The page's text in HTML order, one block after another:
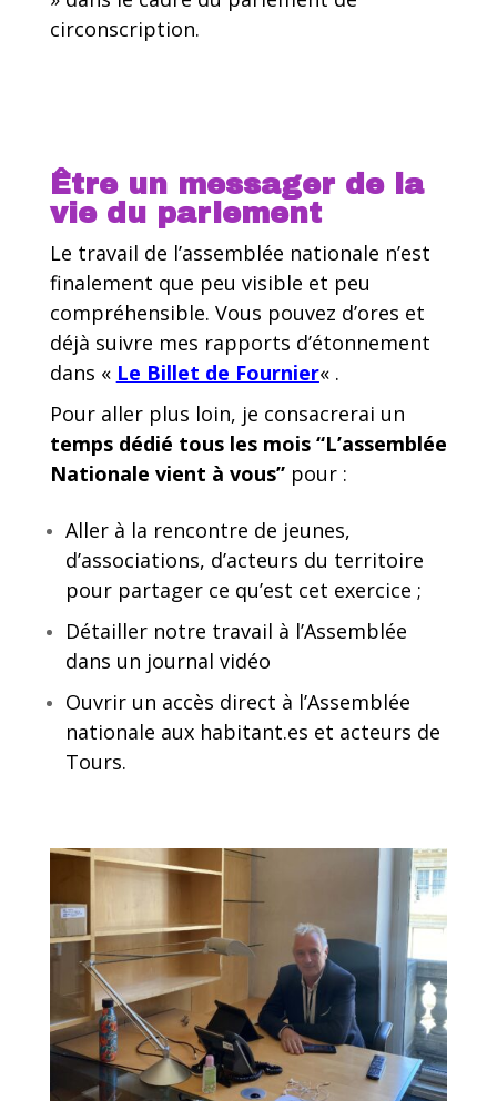
circonscription.
Être un messager de la
vie du parlement
Le travail de l’assemblée nationale n’est
finalement que peu visible et peu
compréhensible. Vous pouvez d’ores et
déjà suivre mes rapports d’étonnement
dans « Le Billet de Fournier« .
Pour aller plus loin, je consacrerai un
temps dédié tous les mois “L’assemblée
Nationale vient à vous”pour :
Aller à la rencontre de jeunes,
d’associations, d’acteurs du territoire
pour partager ce qu’est cet exercice ;
Détailler notre travail à l’Assemblée
dans un journal vidéo
Ouvrir un accès direct à l’Assemblée
nationale aux habitant.es et acteurs de
Tours.